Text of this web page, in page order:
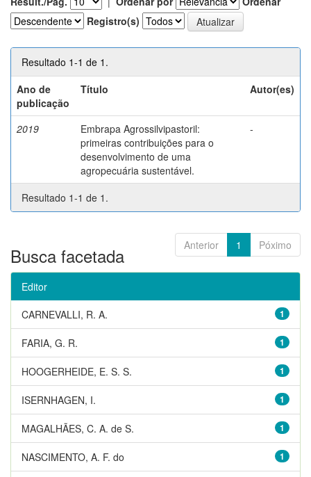
Registro(s)
Resultado 1-1 de 1.
Ano de
publicação
Título Autor(es)
2019
Embrapa Agrossilvipastoril:
primeiras contribuições para o
desenvolvimento de uma
agropecuária sustentável.
-
Resultado 1-1 de 1.
Anterior 1 Póximo
Busca facetada
Editor
1
CARNEVALLI, R. A.
1
FARIA, G. R.
1
HOOGERHEIDE, E. S. S.
1
ISERNHAGEN, I.
1
MAGALHÃES, C. A. de S.
1
NASCIMENTO, A. F. do